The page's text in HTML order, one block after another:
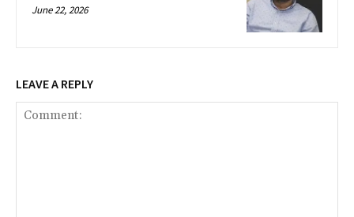
June 22, 2026
LEAVE A REPLY